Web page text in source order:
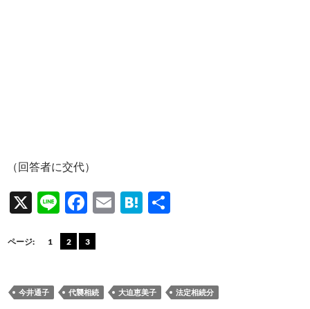
（回答者に交代）
X
Li
e
F
e
o
E
H
a
ページ: 1 2 3
今井通子 代襲相続 大迫恵美子 法定相続分